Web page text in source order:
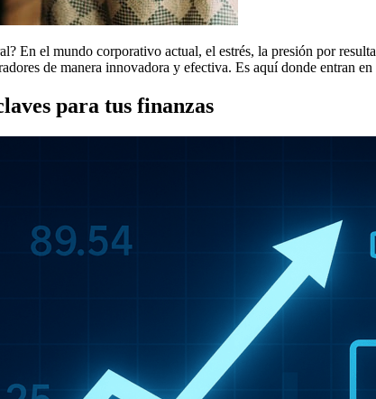
En el mundo corporativo actual, el estrés, la presión por
de manera innovadora y efectiva. Es aquí donde entran
para tus finanzas